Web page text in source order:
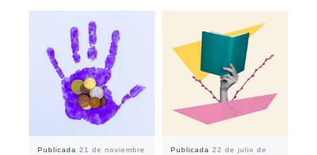
Publicada 21 de noviembre
Publicada 22 de julio de